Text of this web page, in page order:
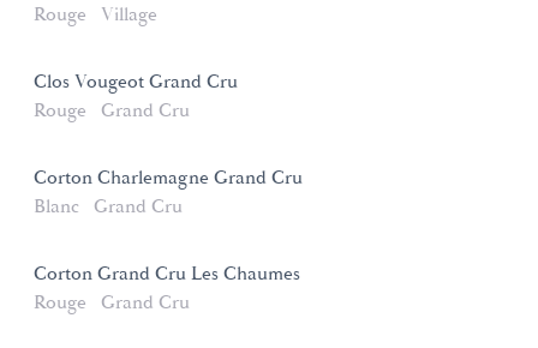
Rouge
Village
Clos Vougeot Grand Cru
Rouge
Grand Cru
Corton Charlemagne Grand Cru
Blanc
Grand Cru
Corton Grand Cru Les Chaumes
Rouge
Grand Cru